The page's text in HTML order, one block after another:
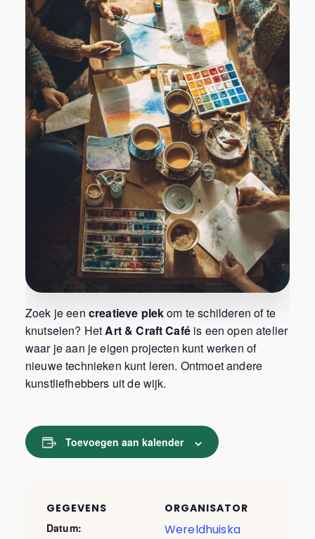
Zoek je een creatieve plekom te schilderen of te
knutselen? HetArt & Craft Caféis een open atelier
waar je aan je eigen projecten kunt werken of
nieuwe technieken kunt leren. Ontmoet andere
kunstliefhebbers uit de wijk.
Toevoegen aan kalender
GEGEVENS
Datum:
ORGANISATOR
Wereldhuiska